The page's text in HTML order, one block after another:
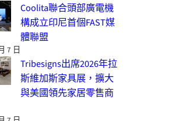
Coolita聯合頭部廣電機
構成立印尼首個FAST媒
體聯盟
7 日
Tribesigns出席2026年拉
斯維加斯家具展，擴大
與美國領先家居零售商